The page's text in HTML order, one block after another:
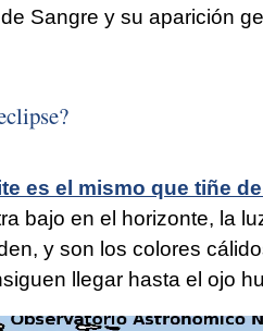
Sangre y su aparición
es el mismo que tiñe
bajo en el horizonte, la
y son los colores
llegar hasta el ojo